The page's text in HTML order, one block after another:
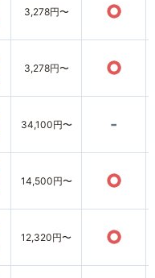
3,278円〜 ○
3,278円〜 ○
34,100円〜 -
14,500円〜 ○
12,320円〜 ○